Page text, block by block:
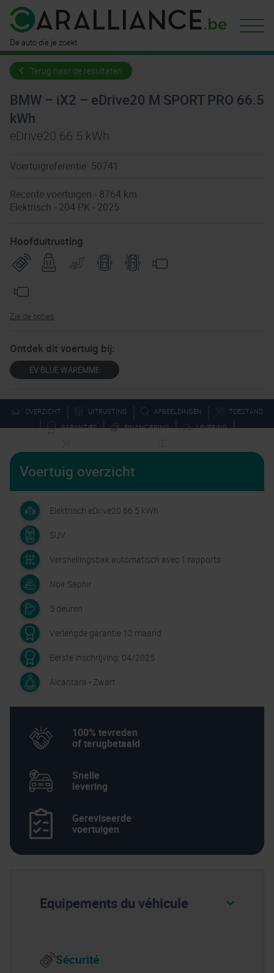
De auto die je zoekt
Terug naar de resultaten
BMW – iX2 – eDrive20 M SPORT PRO 66.5
kWh
eDrive20 66.5 kWh
Voertuigreferentie: 50741
Recente voertuigen - 8764 km
Elektrisch - 204 PK - 2025
Hoofduitrusting
Zie de opties
Ontdek dit voertuig bij:
EV BLUE WAREMME
OVERZICHT UITRUSTING AFBEELDINGEN TOESTAND
| GARANTIES | FINANCIERING | LEVERING |
Voertuig overzicht
Elektrisch eDrive20 66.5 kWh
SUV
Versnellingsbak automatisch avec 1 rapports
Noir Saphir
5 deuren
Verlengde garantie 12 maand
Eerste inschrijving: 04/2025
Alcantara - Zwart
100% tevreden
of terugbetaald
Snelle
levering
Gereviseerde
voertuigen
Equipements du véhicule
Sécurité